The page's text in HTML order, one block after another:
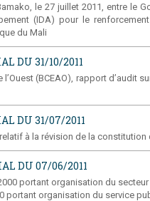
le 27 juillet 2011, entre le
(IDA) pour le
du Mali
DU 31/10/2011
(BCEAO), rapport d’audit
DU 31/07/2011
à la révision de la constitution
DU 07/06/2011
portant organisation du
portant organisation du service